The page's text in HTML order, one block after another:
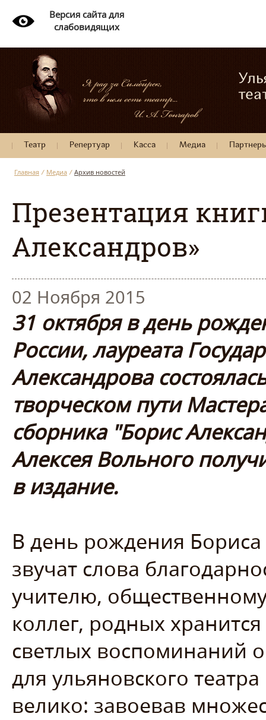
Версия сайта для
слабовидящих
Театр Репертуар Касса Медиа
Главная / Медиа / Архив новостей
Презентация
Александров»
02 Ноября 2015
31 октября в день
России, лауреата
Александрова
творческом пути
сборника "Борис
Алексея Вольного
в издание.
В день рождения
звучат слова
учителю,
коллег, родных
светлых воспоминаний
для ульяновского
велико: завоевав